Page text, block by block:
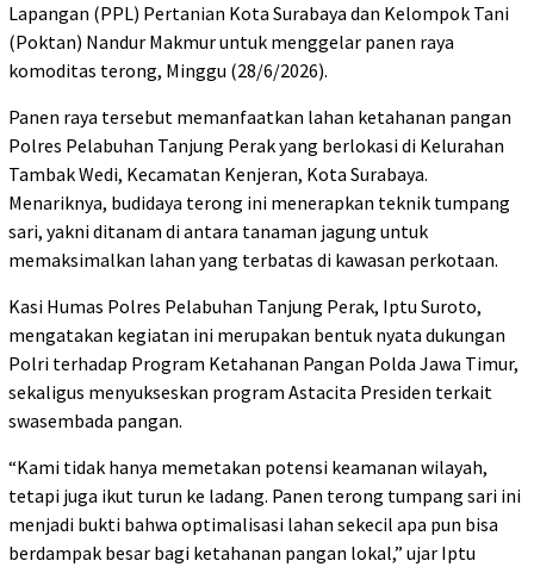
Lapangan (PPL) Pertanian Kota Surabaya dan Kelompok Tani
(Poktan) Nandur Makmur untuk menggelar panen raya
komoditas terong, Minggu (28/6/2026).
Panen raya tersebut memanfaatkan lahan ketahanan pangan
Polres Pelabuhan Tanjung Perak yang berlokasi di Kelurahan
Tambak Wedi, Kecamatan Kenjeran, Kota Surabaya.
Menariknya, budidaya terong ini menerapkan teknik tumpang
sari, yakni ditanam di antara tanaman jagung untuk
memaksimalkan lahan yang terbatas di kawasan perkotaan.
Kasi Humas Polres Pelabuhan Tanjung Perak, Iptu Suroto,
mengatakan kegiatan ini merupakan bentuk nyata dukungan
Polri terhadap Program Ketahanan Pangan Polda Jawa Timur,
sekaligus menyukseskan program Astacita Presiden terkait
swasembada pangan.
“Kami tidak hanya memetakan potensi keamanan wilayah,
tetapi juga ikut turun ke ladang. Panen terong tumpang sari ini
menjadi bukti bahwa optimalisasi lahan sekecil apa pun bisa
berdampak besar bagi ketahanan pangan lokal,” ujar Iptu